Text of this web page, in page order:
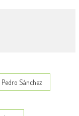
Sánchez